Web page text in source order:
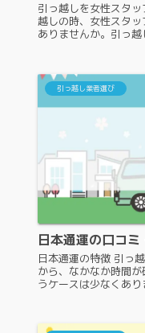
引っ越しを女性スタ
越しの時、女性スタ
ありませんか。引っ
引っ越し業者選び
日本通運の口コ
日本通運の特徴 引っ
から、なかなか時間
うケースは少なくあ